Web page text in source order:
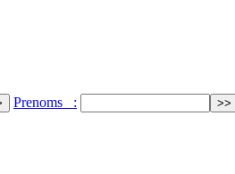
Prenoms :